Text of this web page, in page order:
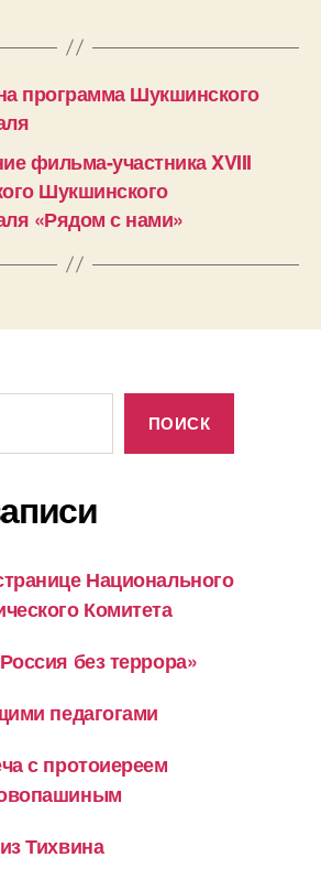
программа Шукшинского
фильма-участника XVIII
Шукшинского
«Рядом с нами»
ПОИСК
Национального
Комитета
без террора»
педагогами
с протоиереем
Тихвина